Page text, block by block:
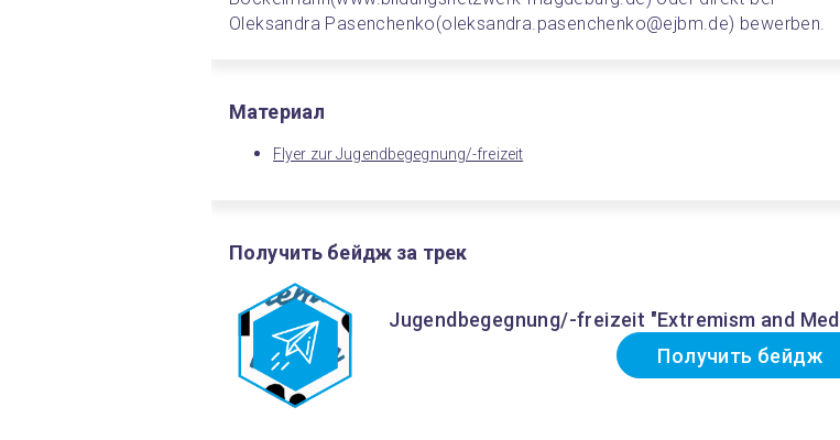
Oleksandra Pasenchenko(oleksandra.pasenchenko@ejbm.de) bewerben.
Материал
Flyer zur Jugendbegegnung/-freizeit
Получить бейдж за трек
Jugendbegegnung/-freizeit "Extremism and
Получить бейдж